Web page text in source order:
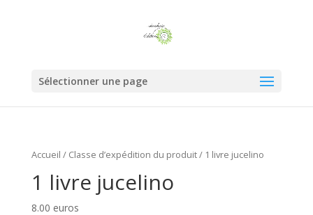
Sélectionner une page
Accueil / Classe d’expédition du produit / 1 livre jucelino
1 livre jucelino
8.00 euros